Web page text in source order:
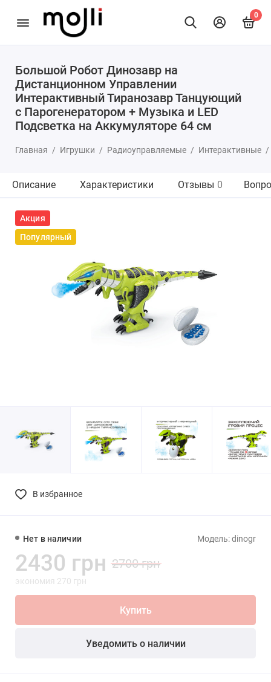
0
Большой Робот Динозавр на
Дистанционном Управлении
Интерактивный Тиранозавр Танцующий
с Парогенератором + Музыка и LED
Подсветка на Аккумуляторе 64 см
Главная Игрушки Радиоуправляемые Интерактивные
Описание Характеристики Отзывы 0
Акция
Популярный
В избранное
Нет в наличии Модель: dinogr
2430 грн 2700 грн
экономия 270 грн
Купить
Уведомить о наличии